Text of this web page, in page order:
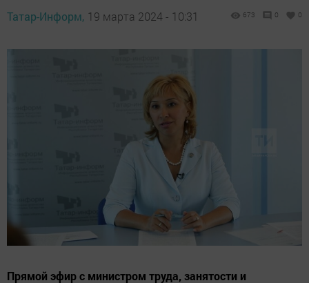
Татар-Информ, 19 марта 2024 - 10:31 673 0 0
Прямой эфир с министром труда, занятости и